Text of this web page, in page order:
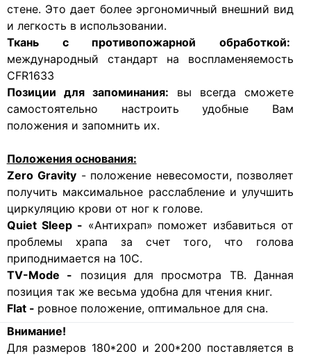
стене. Это дает более эргономичный внешний вид
и легкость в использовании.
Ткань с противопожарной обработкой:
международный стандарт на воспламеняемость
CFR1633
Позиции для запоминания: вы всегда сможете
самостоятельно настроить удобные Вам
положения и запомнить их.
Положения основания:
Zero Gravity- положение невесомости, позволяет
получить максимальное расслабление и улучшить
циркуляцию крови от ног к голове.
Quiet Sleep - «Антихрап» поможет избавиться от
проблемы храпа за счет того, что голова
приподнимается на 10С.
TV-Mode - позиция для просмотра ТВ. Данная
позиция так же весьма удобна для чтения книг.
Flat - ровное положение, оптимальное для сна.
Внимание!
Для размеров 180*200 и 200*200 поставляется в